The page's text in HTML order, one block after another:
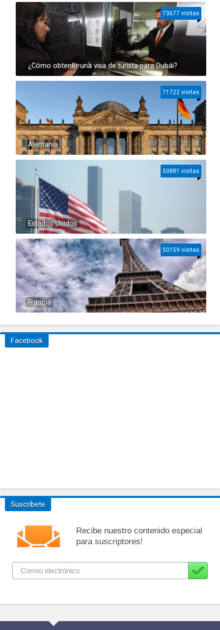
¿Cómo obtener una visa de turista para Dubái?
73677 visitas
Alemania
71722 visitas
Estados Unidos
50881 visitas
Francia
50159 visitas
Facebook
Suscríbete
Recibe nuestro contenido especial
para suscriptores!